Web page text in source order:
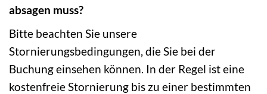
absagen muss?
Bitte beachten Sie unsere
Stornierungsbedingungen, die Sie bei der
Buchung einsehen können. In der Regel ist eine
kostenfreie Stornierung bis zu einer bestimmten